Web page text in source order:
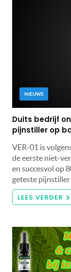
NIEUWS
Duits bedrijf
pijnstiller op
VER-01 is
de eerste niet-
en succesvol op
geteste
LEES VERDER